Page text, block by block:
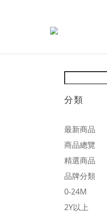
分類
最新商品
商品總覽
精選商品
品牌分類
0-24M
2Y以上